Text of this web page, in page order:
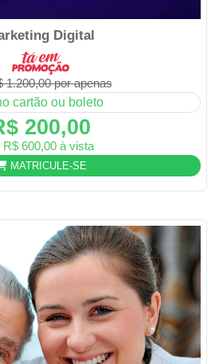
Digital
1.200,00 por apenas
cartão ou boleto
200,00
R$ 600,00 à vista
MATRICULE-SE